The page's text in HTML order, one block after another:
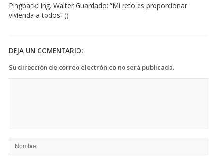
Escobar:
“seguiré
país”
Pingback: Ing. Walter Guardado: “Mi reto es proporcionar
vivienda a todos” ()
DEJA UN COMENTARIO:
Su dirección de correo electrónico no será publicada.